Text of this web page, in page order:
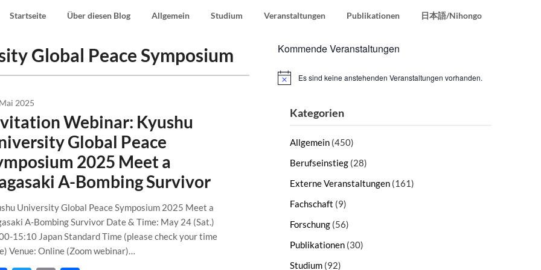
Startseite Über diesen Blog Allgemein Studium Veranstaltungen Publikationen 日本語/Nihongo
Global Peace Symposium
2025
Webinar: Kyushu
Global Peace
2025 Meet a
A-Bombing Survivor
University Global Peace Symposium 2025 Meet a
A-Bombing Survivor Date & Time: May 24 (Sat.)
15:10 Japan Standard Time (please check your time
Venue: Online (Zoom webinar)…
Kommende Veranstaltungen
HinweisEs sind keine anstehenden Veranstaltungen vorhanden.
Kategorien
Allgemein(450)
Berufseinstieg(28)
Externe Veranstaltungen(161)
Fachschaft (9)
Forschung(56)
Publikationen(30)
Studium(92)